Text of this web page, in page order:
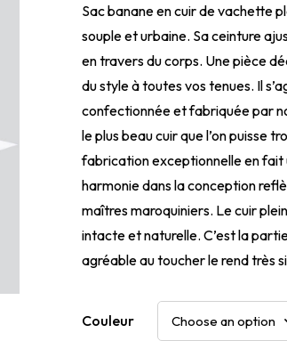
Sac banane en cuir de vachette
souple et urbaine. Sa ceinture
en travers du corps. Une pièce
du style à toutes vos tenues. Il
confectionnée et fabriquée par
le plus beau cuir que l’on puisse
fabrication exceptionnelle en
harmonie dans la conception
maîtres maroquiniers. Le cuir
intacte et naturelle. C’est la
agréable au toucher le rend très
Couleur